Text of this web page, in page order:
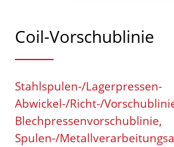
Coil-Vorschublinie
Stahlspulen-/Lagerpressen-
Abwickel-/Richt-/
Blechpressenvorschublinie,
Spulen-/